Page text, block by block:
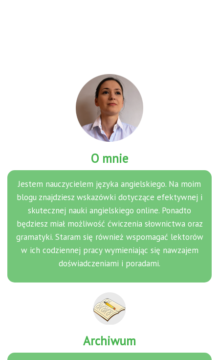
O mnie
Jestem nauczycielem języka angielskiego. Na moim
blogu znajdziesz wskazówki dotyczące efektywnej i
skutecznej nauki angielskiego online. Ponadto
będziesz miał możliwość ćwiczenia słownictwa oraz
gramatyki. Staram się również wspomagać lektorów
w ich codziennej pracy wymieniając się nawzajem
doświadczeniami i poradami.
Archiwum